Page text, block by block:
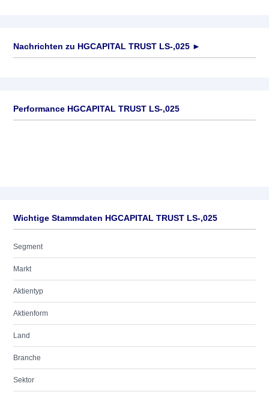
Nachrichten zu HGCAPITAL TRUST LS-,025 ►
Performance HGCAPITAL TRUST LS-,025
Wichtige Stammdaten HGCAPITAL TRUST LS-,025
Segment
Markt
Aktientyp
Aktienform
Land
Branche
Sektor